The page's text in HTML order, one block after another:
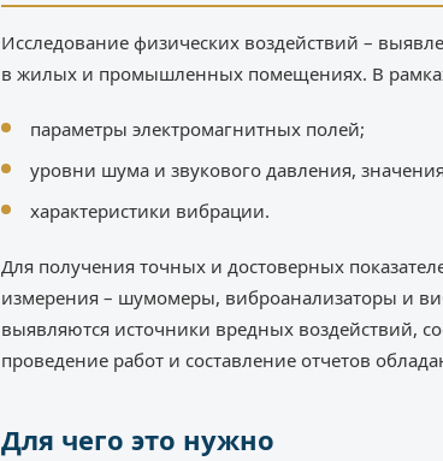
Исследование физических воздействий –
в жилых и промышленных помещениях. В
параметры электромагнитных полей;
уровни шума и звукового давления,
характеристики вибрации.
Для получения точных и достоверных
измерения – шумомеры, виброанализаторы и
выявляются источники вредных воздействий,
проведение работ и составление отчетов
Для чего это нужно